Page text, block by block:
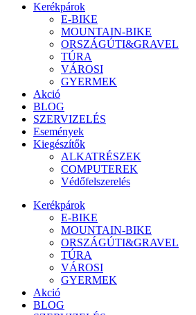
Kerékpárok
E-BIKE
MOUNTAIN-BIKE
ORSZÁGÚTI&GRAVEL
TÚRA
VÁROSI
GYERMEK
Akció
BLOG
SZERVIZELÉS
Események
Kiegészítők
ALKATRÉSZEK
COMPUTEREK
Védőfelszerelés
Kerékpárok
E-BIKE
MOUNTAIN-BIKE
ORSZÁGÚTI&GRAVEL
TÚRA
VÁROSI
GYERMEK
Akció
BLOG